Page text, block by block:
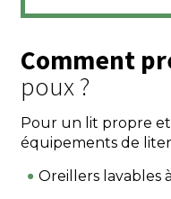
Comment
poux ?
Pour un lit propre et
équipements de
Oreillers lavables à